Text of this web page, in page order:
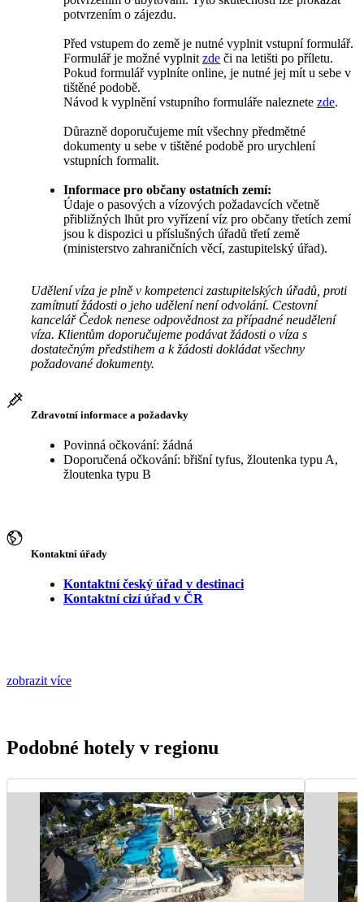
potvrzením o zájezdu.
Před vstupem do země je nutné vyplnit vstupní formulář.
Formulář je možné vyplnit zde či na letišti po příletu.
Pokud formulář vyplníte online, je nutné jej mít u sebe v
tištěné podobě.
Návod k vyplnění vstupního formuláře naleznete zde.
Důrazně doporučujeme mít všechny předmětné
dokumenty u sebe v tištěné podobě pro urychlení
vstupních formalit.
Informace pro občany ostatních zemí:
Údaje o pasových a vízových požadavcích včetně
přibližných lhůt pro vyřízení víz pro občany třetích zemí
jsou k dispozici u příslušných úřadů třetí země
(ministerstvo zahraničních věcí, zastupitelský úřad).
Udělení víza je plně v kompetenci zastupitelských úřadů, proti
zamítnutí žádosti o jeho udělení není odvolání. Cestovní
kancelář Čedok nenese odpovědnost za případné neudělení
víza. Klientům doporučujeme podávat žádosti o víza s
dostatečným předstihem a k žádosti dokládat všechny
požadované dokumenty.
Zdravotní informace a požadavky
Povinná očkování: žádná
Doporučená očkování: břišní tyfus, žloutenka typu A,
žloutenka typu B
Kontaktní úřady
Kontaktní český úřad v destinaci
Kontaktní cizí úřad v ČR
zobrazit více
Podobné hotely v regionu